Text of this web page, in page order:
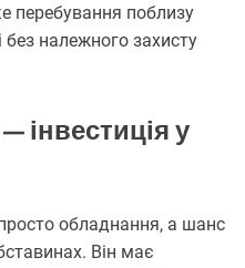
перебування поблизу
без належного захисту
інвестиція у
обладнання, а шанс
Він має